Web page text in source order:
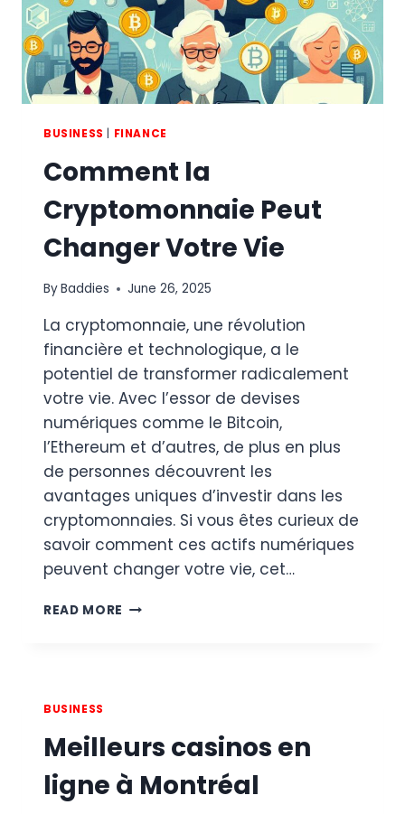
BUSINESS FINANCE
Comment la
Cryptomonnaie Peut
Changer Votre Vie
ByBaddies June 26, 2025
La cryptomonnaie, une révolution
financière et technologique, a le
potentiel de transformer radicalement
votre vie. Avec l’essor de devises
numériques comme le Bitcoin,
l’Ethereum et d’autres, de plus en plus
de personnes découvrent les
avantages uniques d’investir dans les
cryptomonnaies. Si vous êtes curieux de
savoir comment ces actifs numériques
peuvent changer votre vie, cet…
READ MORE COMMENT
BUSINESS
Meilleurs casinos en
ligne à Montréal